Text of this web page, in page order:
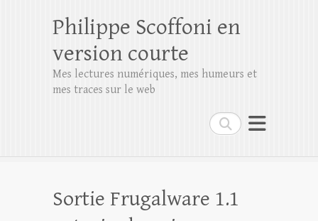
Rechercher
Philippe Scoffoni en
version courte
Mes lectures numériques, mes humeurs et
mes traces sur le web
Sortie Frugalware 1.1